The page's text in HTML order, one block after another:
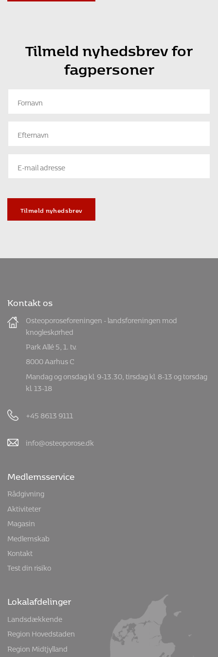
Tilmeld nyhedsbrev for
fagpersoner
Tilmeld nyhedsbrev
Kontakt os
Osteoporoseforeningen - landsforeningen mod
knogleskørhed
Park Allé 5, 1. tv.
8000 Aarhus C
Mandag og onsdag kl. 9-13.30, tirsdag kl. 8-13 og torsdag
kl. 13-18
+45 8613 9111
info@osteoporose.dk
Medlemsservice
Rådgivning
Aktiviteter
Magasin
Medlemskab
Kontakt
Test din risiko
Lokalafdelinger
Landsdækkende
Region Hovedstaden
Region Midtjylland